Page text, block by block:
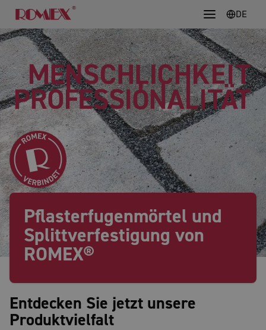
DE
Pflasterfugenmörtel und
Splittverfestigung von
ROMEX®
Entdecken Sie jetzt unsere
Produktvielfalt